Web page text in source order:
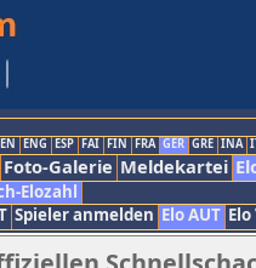
ENG ESP FAI FIN FRA GER GRE INA
Foto-Galerie Meldekartei
Elozahl
Spieler anmelden Elo AUT